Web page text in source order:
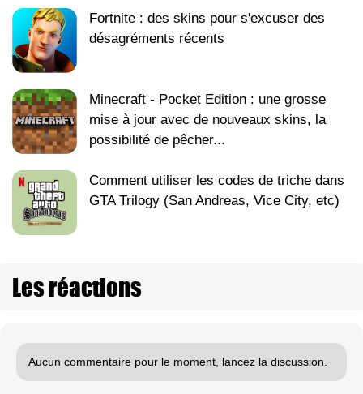
Fortnite : des skins pour s'excuser des
désagréments récents
Minecraft - Pocket Edition : une grosse
mise à jour avec de nouveaux skins, la
possibilité de pêcher...
Comment utiliser les codes de triche dans
GTA Trilogy (San Andreas, Vice City, etc)
Les réactions
Aucun commentaire pour le moment, lancez la discussion.